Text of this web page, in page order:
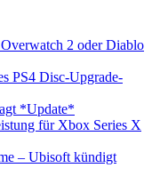
2 oder Diablo
PS4 Disc-Upgrade-
*Update*
für Xbox Series X
– Ubisoft kündigt